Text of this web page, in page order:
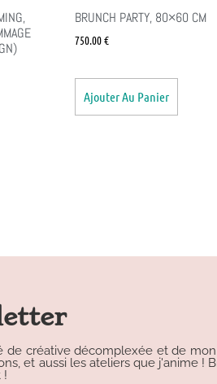
BRUNCH PARTY, 80×60 CM
750.00€
Ajouter Au Panier
créative décomplexée et de
et aussi les ateliers que j'anime !
!